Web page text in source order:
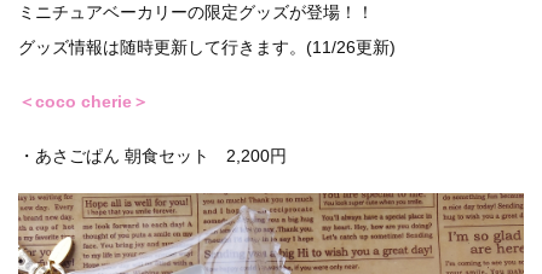
ミニチュアベーカリーの限定グッズが登場！！
グッズ情報は随時更新して行きます。(11/26更新)
＜coco cherie＞
・あさごぱん 朝食セット 2,200円